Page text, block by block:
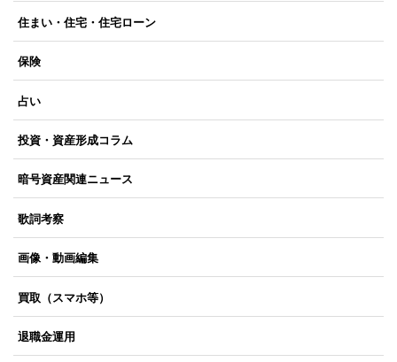
住まい・住宅・住宅ローン
保険
占い
投資・資産形成コラム
暗号資産関連ニュース
歌詞考察
画像・動画編集
買取（スマホ等）
退職金運用